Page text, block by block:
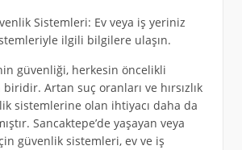
Sistemleri: Ev veya iş yeriniz
ilgili bilgilere ulaşın.
güvenliği, herkesin öncelikli
Artan suç oranları ve hırsızlık
sistemlerine olan ihtiyacı daha da
Sancaktepe’de yaşayan veya
güvenlik sistemleri, ev ve iş